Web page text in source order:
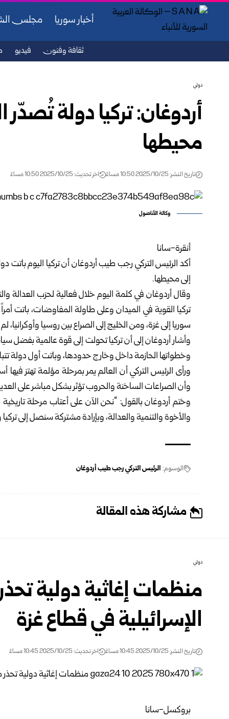
أخبار سوريا مجلس
ثقافة وفنون فيديو
دولي
أردوغان: تركيا دولة تُصدّر
محيطها
تاريخ النشر: 2025/10/25 10:50 مساءً اخر تحديث: 2025/10/25 10:50 مساءً
وكالة الأناضول
أنقرة-سانا
أكد الرئيس التركي رجب طيب أردوغان أن تركيا اليوم باتت
إلى محيطها.
وقال أردوغان في كلمة اليوم خلال فعالية لحزب العدالة
تركيا القوية في الميدان وعلى طاولة المفاوضات، باتت
سوريا إلى غزة، ومن الخليج إلى الصراع بين روسيا
وأشار أردوغان إلى أن تركيا تحولت إلى قوة عالمية بفضل
وخطواتها الحازمة داخل وخارج حدودها، وباتت أول دولة
ورأى الرئيس التركي أن العالم يمر بمرحلة مؤلمة تهتز
وأن الصراعات الساخنة والحروب تؤثر بشكل مباشر على
وختم أردوغان بالقول: “نحن الآن على أعتاب مرحلة
والأخوة والتنمية والعدالة، وبإرادة مشتركة سنصل إلى تركيا
الوسوم: الرئيس التركي رجب طيب أردوغان
مشاركة هذه المقالة
دولي
منظمات إغاثية دولية
الإسرائيلية في قطاع غزة
تاريخ النشر: 2025/10/25 10:45 مساءً اخر تحديث: 2025/10/25 10:45 مساءً
بروكسل-سانا